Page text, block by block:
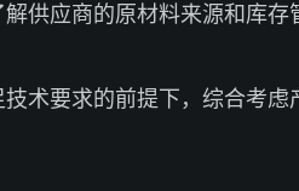
解供应商的原材料来源和库存
技术要求的前提下，综合考